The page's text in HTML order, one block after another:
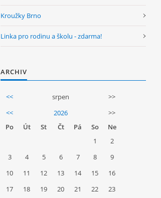
Kroužky Brno
Linka pro rodinu a školu - zdarma!
ARCHIV
<< srpen
>>
<<
2026
>>
Po
Út St Čt Pá So
Ne
1
2
3
4 5 6 7 8
9
10
11 12 13 14 15
16
17
18 19 20 21 22
23